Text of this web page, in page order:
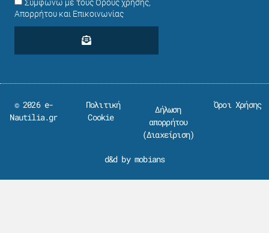
Συμφωνώ με τους Όρους χρήσης,
Απορρήτου και Επικοινωνίας
© 2026 e-
Nautilia.gr
Πολιτική
Cookie
Δήλωση
απορρήτου
(Διαχείριση)
Όροι Χρήσης
d&d by mobians